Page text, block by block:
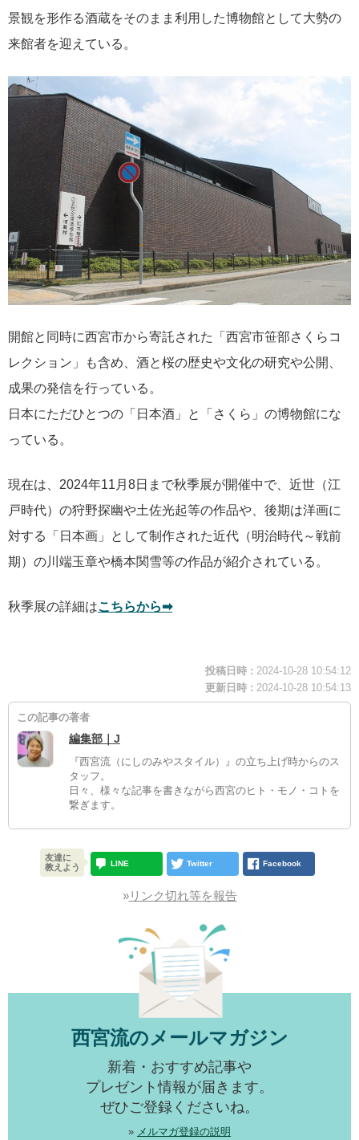
景観を形作る酒蔵をそのまま利用した博物館として大勢の
来館者を迎えている。
開館と同時に西宮市から寄託された「西宮市笹部さくらコ
レクション」も含め、酒と桜の歴史や文化の研究や公開、
成果の発信を行っている。
日本にただひとつの「日本酒」と「さくら」の博物館にな
っている。
現在は、2024年11月8日まで秋季展が開催中で、近世（江
戸時代）の狩野探幽や土佐光起等の作品や、後期は洋画に
対する「日本画」として制作された近代（明治時代～戦前
期）の川端玉章や橋本関雪等の作品が紹介されている。
秋季展の詳細はこちらから➡
投稿日時 : 2024-10-28 10:54:12
更新日時 : 2024-10-28 10:54:13
この記事の著者
編集部｜J
『西宮流（にしのみやスタイル）』の立ち上げ時からのス
タッフ。
日々、様々な記事を書きながら西宮のヒト・モノ・コトを
繋ぎます。
友達に
教えよう
LINE Twitter Facebook
»リンク切れ等を報告
西宮流のメールマガジン
新着・おすすめ記事や
プレゼント情報が届きます。
ぜひご登録くださいね。
» メルマガ登録の説明